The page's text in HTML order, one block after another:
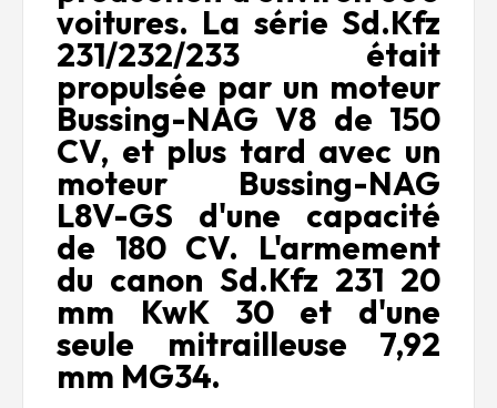
voitures. La série Sd.Kfz
231/232/233 était
propulsée par un moteur
Bussing-NAG V8 de 150
CV, et plus tard avec un
moteur Bussing-NAG
L8V-GS d'une capacité
de 180 CV. L'armement
du canon Sd.Kfz 231 20
mm KwK 30 et d'une
seule mitrailleuse 7,92
mm MG34.